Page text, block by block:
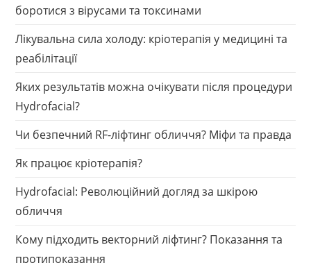
боротися з вірусами та токсинами
Лікувальна сила холоду: кріотерапія у медицині та
реабілітації
Яких результатів можна очікувати після процедури
Hydrofacial?
Чи безпечний RF-ліфтинг обличчя? Міфи та правда
Як працює кріотерапія?
Hydrofacial: Революційний догляд за шкірою
обличчя
Кому підходить векторний ліфтинг? Показання та
протипоказання